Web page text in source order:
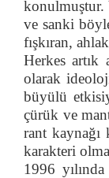
konulmuştur.
ve sanki
fışkıran,
Herkes artık
olarak
büyülü
çürük ve
rant
karakteri
1996